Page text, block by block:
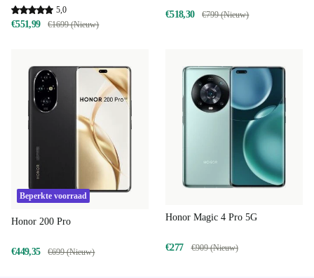
5,0
€551,99 €1699 (Nieuw)
€518,30 €799 (Nieuw)
Beperkte voorraad
Honor 200 Pro
€449,35 €699 (Nieuw)
Honor Magic 4 Pro 5G
€277 €909 (Nieuw)